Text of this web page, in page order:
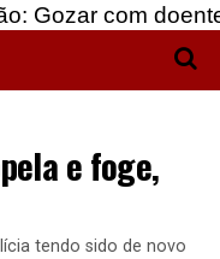
doentes e bajular
e foge,
tendo sido de novo